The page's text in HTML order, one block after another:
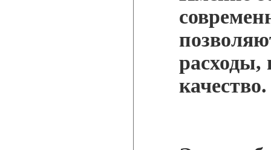
расходы,
качество.